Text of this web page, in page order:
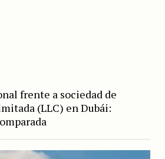
frente a sociedad de
(LLC) en Dubái: